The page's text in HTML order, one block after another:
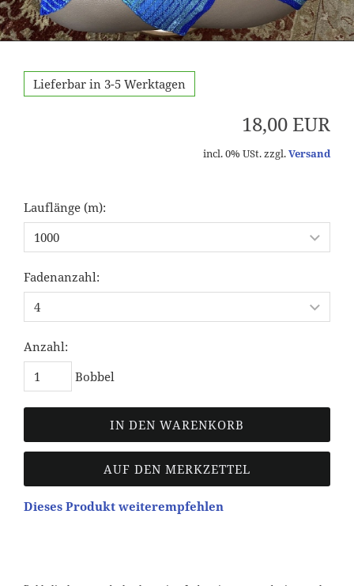
Lieferbar in 3-5 Werktagen
18,00 EUR
incl. 0% USt. zzgl.Versand
Lauflänge (m):
Fadenanzahl:
Anzahl:
Bobbel
IN DEN WARENKORB
AUF DEN MERKZETTEL
Dieses Produkt weiterempfehlen